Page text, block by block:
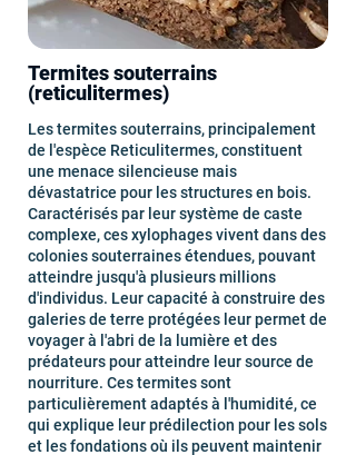
Termites souterrains
(reticulitermes)
Les termites souterrains, principalement
de l'espèce Reticulitermes, constituent
une menace silencieuse mais
dévastatrice pour les structures en bois.
Caractérisés par leur système de caste
complexe, ces xylophages vivent dans des
colonies souterraines étendues, pouvant
atteindre jusqu'à plusieurs millions
d'individus. Leur capacité à construire des
galeries de terre protégées leur permet de
voyager à l'abri de la lumière et des
prédateurs pour atteindre leur source de
nourriture. Ces termites sont
particulièrement adaptés à l'humidité, ce
qui explique leur prédilection pour les sols
et les fondations où ils peuvent maintenir